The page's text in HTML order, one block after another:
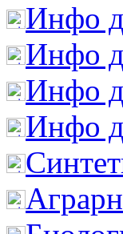
Инфо
Инфо
Инфо
Инфо